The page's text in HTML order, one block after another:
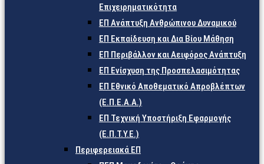
Επιχειρηματικότητα
ΕΠ Ανάπτυξη Ανθρώπινου Δυναμικού
ΕΠ Εκπαίδευση και Δια Βίου Μάθηση
ΕΠ Περιβάλλον και Αειφόρος Ανάπτυξη
ΕΠ Ενίσχυση της Προσπελασιμότητας
ΕΠ Εθνικό Αποθεματικό Απροβλέπτων
(Ε.Π.Ε.Α.Α.)
ΕΠ Τεχνική Υποστήριξη Εφαρμογής
(Ε.Π.Τ.Υ.Ε.)
Περιφερειακά ΕΠ